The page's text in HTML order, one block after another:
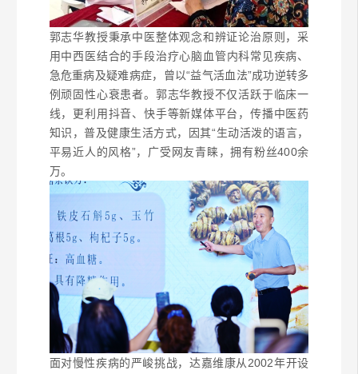
郭志华教授秉承中医整体观念和辨证论治原则，采
用中西医结合的手段治疗心脑血管内科常见疾病、
急危重病及疑难病症， 曾以“益气活血法”成功逆转多
例顽固性心衰患者。郭志华教授不仅活跃于临床一
线，更利用抖音、快手等新媒体平台，传播中医药
知识，普及健康生活方式，因其“生动活泼的语言，
平易近人的风格”，广受网友青睐，拥有粉丝400余
万。
面对慢性疾病的严峻挑战，达嘉维康从2002年开设